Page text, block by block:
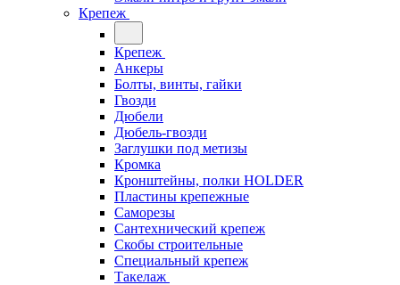
Крепеж
Крепеж
Анкеры
Болты, винты, гайки
Гвозди
Дюбели
Дюбель-гвозди
Заглушки под метизы
Кромка
Кронштейны, полки НОLDER
Пластины крепежные
Саморезы
Сантехнический крепеж
Скобы строительные
Специальный крепеж
Такелаж